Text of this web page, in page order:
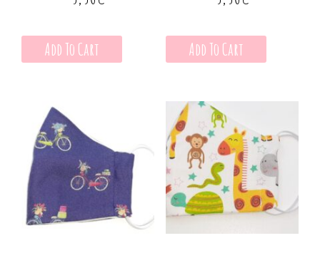
Add To Cart Add To Cart